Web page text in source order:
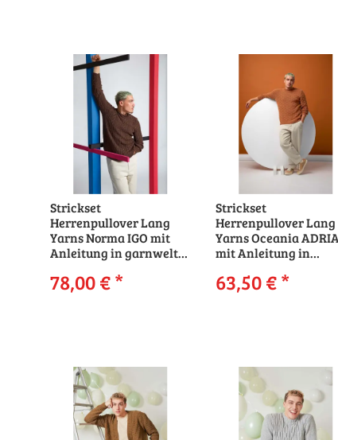
Strickset
Herrenpullover Lang
Yarns Norma IGO mit
Anleitung in garnwelt-
78,00 €*
Strickset
Herrenpullover Lang
Yarns Oceania
mit Anleitung in
63,50 €*